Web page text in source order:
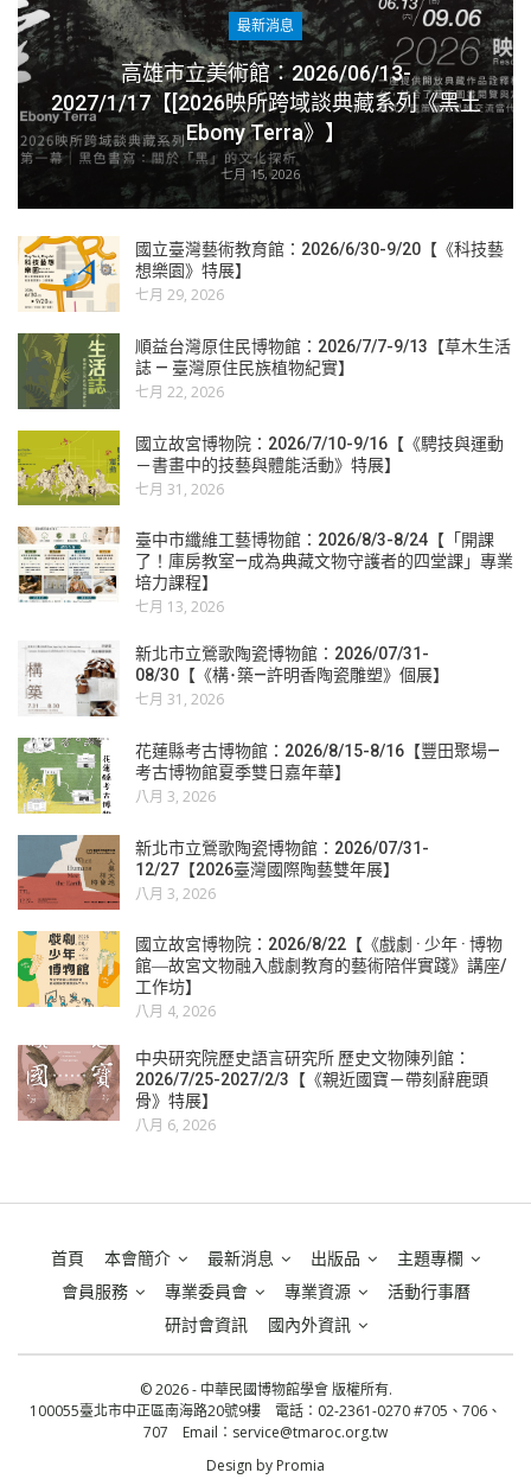
最新消息
高雄市立美術館：2026/06/13-
2027/1/17【[2026映所跨域談典藏系列《黑土
Ebony Terra》】
七月 15, 2026
國立臺灣藝術教育館：2026/6/30-9/20【《科技藝
想樂園》特展】
七月 29, 2026
順益台灣原住民博物館：2026/7/7-9/13【草木生活
誌 — 臺灣原住民族植物紀實】
七月 22, 2026
國立故宮博物院：2026/7/10-9/16【《騁技與運動
－書畫中的技藝與體能活動》特展】
七月 31, 2026
臺中市纖維工藝博物館：2026/8/3-8/24【「開課
了！庫房教室—成為典藏文物守護者的四堂課」專業
培力課程】
七月 13, 2026
新北市立鶯歌陶瓷博物館：2026/07/31-
08/30【《構･築—許明香陶瓷雕塑》個展】
七月 31, 2026
花蓮縣考古博物館：2026/8/15-8/16【豐田聚場—
考古博物館夏季雙日嘉年華】
八月 3, 2026
新北市立鶯歌陶瓷博物館：2026/07/31-
12/27【2026臺灣國際陶藝雙年展】
八月 3, 2026
國立故宮博物院：2026/8/22【《戲劇 · 少年 · 博物
館―故宮文物融入戲劇教育的藝術陪伴實踐》講座/
工作坊】
八月 4, 2026
中央研究院歷史語言研究所 歷史文物陳列館：
2026/7/25-2027/2/3【《親近國寶－帶刻辭鹿頭
骨》特展】
八月 6, 2026
首頁 本會簡介 最新消息 出版品
主題專欄
會員服務
專業委員會 專業資源
活動行事曆
研討會資訊
國內外資訊
© 2026 - 中華民國博物館學會 版權所有.
100055臺北市中正區南海路20號9樓 電話：02-2361-0270 #705、706、
707 Email： service@tmaroc.org.tw
Design by Promia